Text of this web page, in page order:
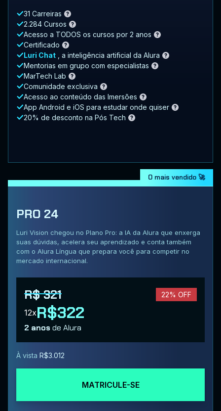
31 Carreiras
2.284 Cursos
Acesso a TODOS os cursos por 2 anos
Certificado
Luri Chat
, a inteligência artificial da Alura
Mentorias em grupo com especialistas
MarTech Lab
Comunidade exclusiva
Acesso ao conteúdo das Imersões
App Android e iOS para estudar onde quiser
20% de desconto na Pós Tech
O mais vendido 🚀
PRO 24
Luri Vision chegou no Plano Pro: a IA da Alura que enxerga
suas dúvidas, acelera seu aprendizado e conta também
com o Alura Língua que prepara você para competir no
mercado internacional.
R$ 321 22% OFF
12xR$322
2 anosde Alura
À vista R$3.012
MATRICULE-SE